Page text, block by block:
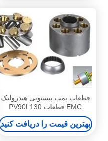
قطعات پمپ پیستونی هیدرولیک
EMC قطعات PV90L130
90M130 90R130 / قطعات
پمپ بیل
بهترین قیمت را دریافت کنید